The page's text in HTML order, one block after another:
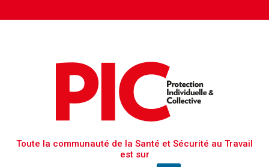
Toute la communauté de la Santé et Sécurité au Travail
est sur